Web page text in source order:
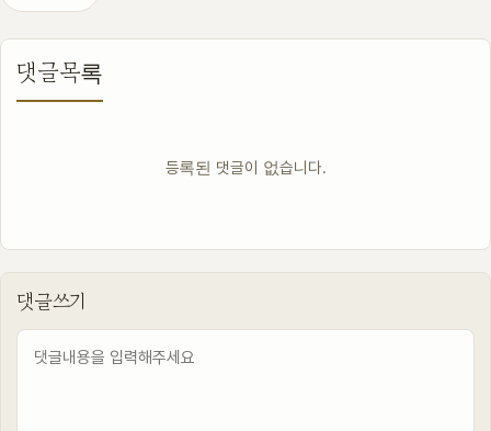
댓글목록
등록된 댓글이 없습니다.
댓글쓰기